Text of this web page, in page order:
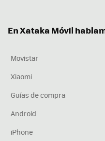
En Xataka Móvil
Movistar
Xiaomi
Guías de compra
Android
iPhone